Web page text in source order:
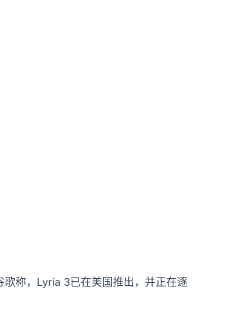
称，Lyria 3已在美国推出，并正在逐